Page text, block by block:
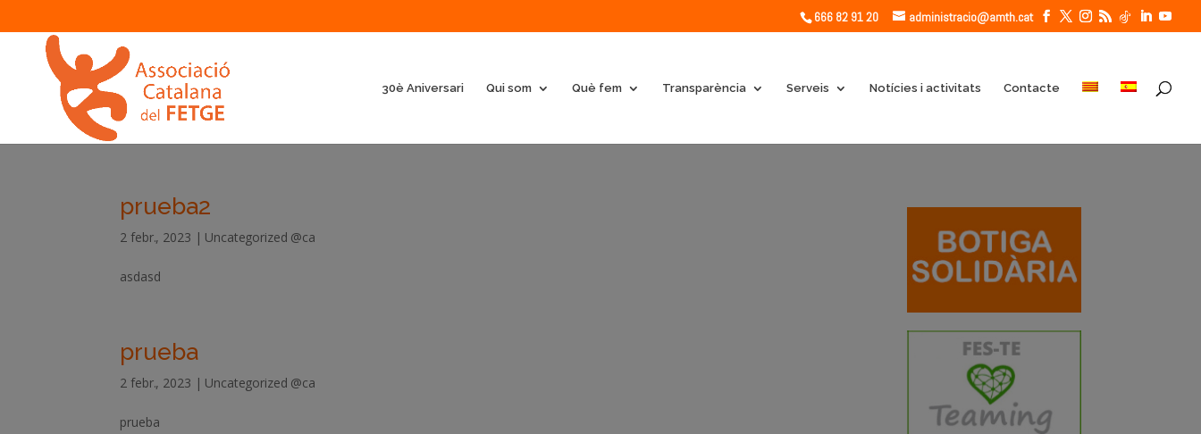
666 82 91 20 administracio@amth.cat
30è Aniversari Qui som Què fem Transparència Serveis Notícies i activitats Contacte
prueba2
2 febr., 2023 | Uncategorized @ca
asdasd
prueba
2 febr., 2023 | Uncategorized @ca
prueba